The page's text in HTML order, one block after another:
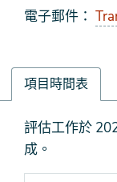
電子郵件：
項目時間表
項
目
時
評估工作於
成。